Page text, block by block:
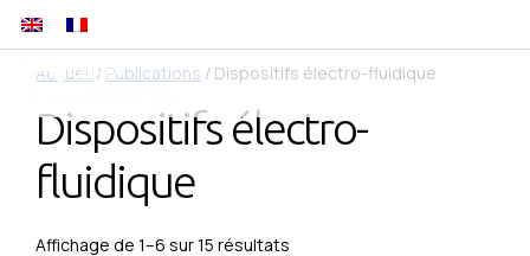
Accueil / Publications / Dispositifs électro-fluidique
Dispositifs électro-
fluidique
Affichage de 1–6 sur 15 résultats